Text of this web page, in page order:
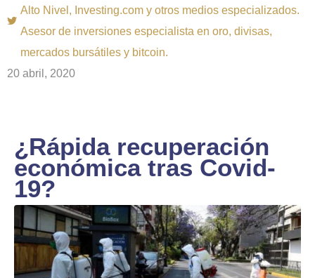
Alto Nivel, Investing.com y otros medios especializados.
Asesor de inversiones especialista en oro, divisas,
mercados bursátiles y bitcoin.
20 abril, 2020
¿Rápida recuperación
económica tras Covid-
19?